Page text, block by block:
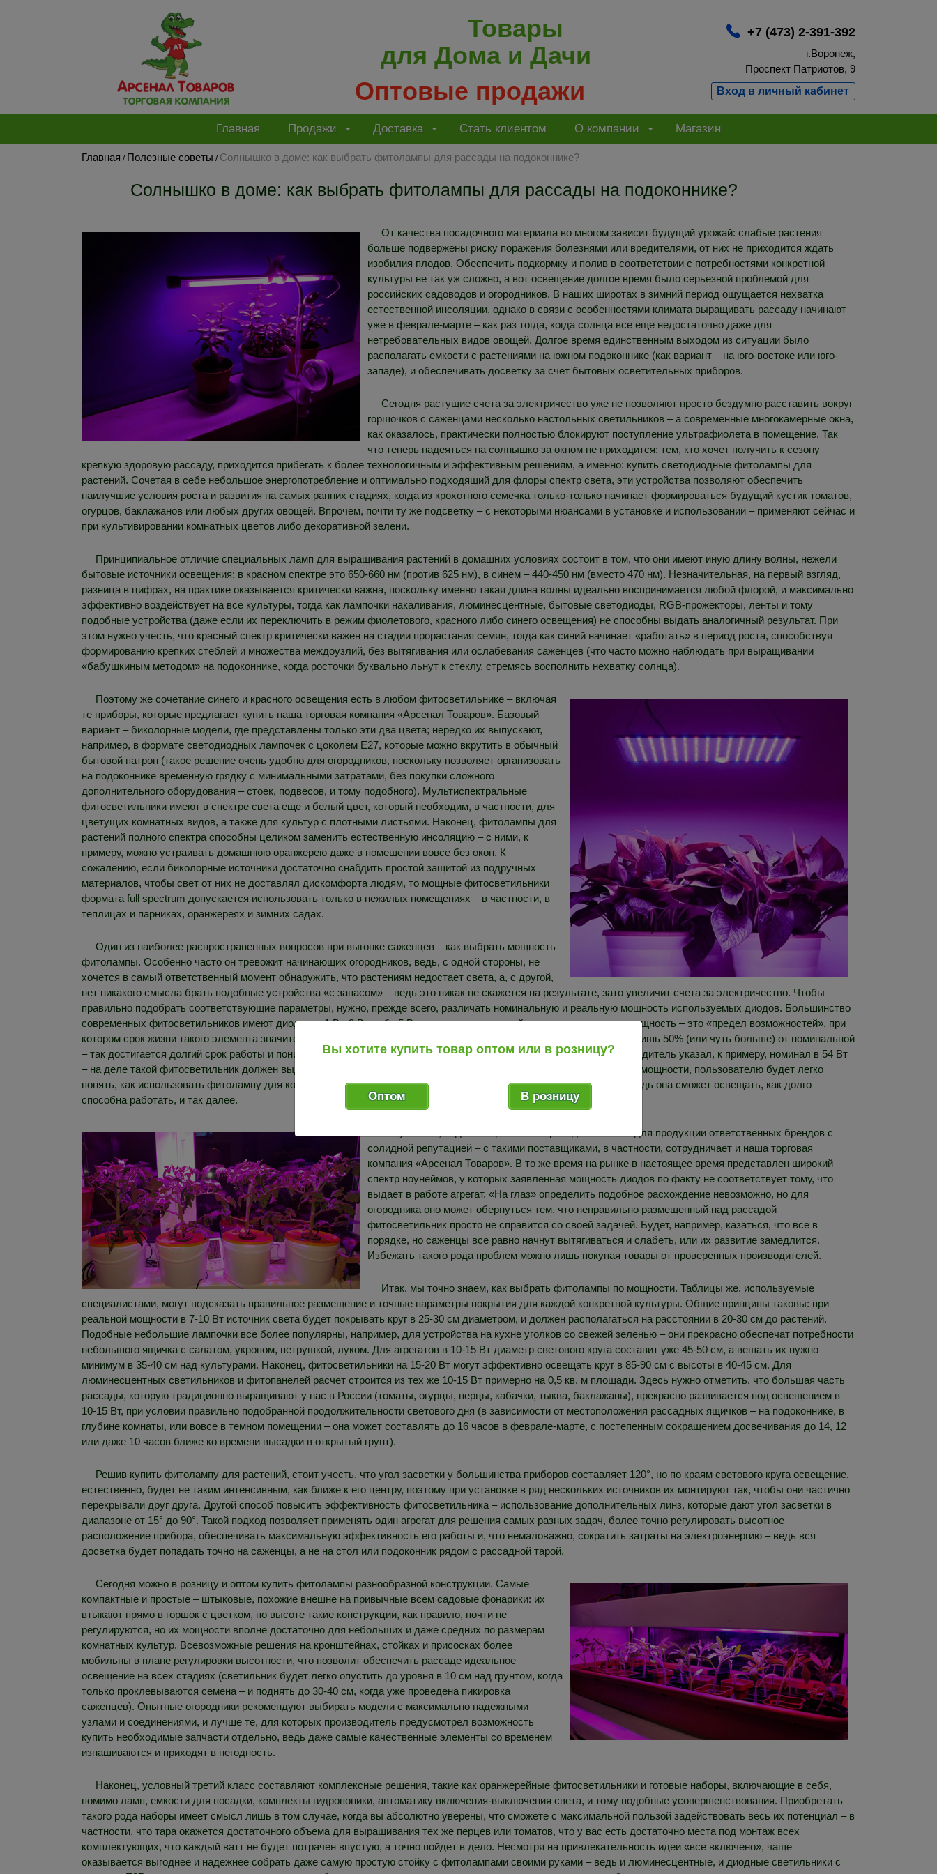
Товары
для Дома и Дачи
Оптовые продажи
+7 (473) 2-391-392
г.Воронеж,
Проспект Патриотов, 9
Вход в личный кабинет
Главная Продажи Доставка Стать клиентом О компании Магазин
Главная / Полезные советы / Солнышко в доме: как выбрать фитолампы для рассады на подоконнике?
Солнышко в доме: как выбрать фитолампы для рассады на подоконнике?
От качества посадочного материала во многом зависит будущий урожай: слабые растения
больше подвержены риску поражения болезнями или вредителями, от них не приходится ждать
изобилия плодов. Обеспечить подкормку и полив в соответствии с потребностями конкретной
культуры не так уж сложно, а вот освещение долгое время было серьезной проблемой для
российских садоводов и огородников. В наших широтах в зимний период ощущается нехватка
естественной инсоляции, однако в связи с особенностями климата выращивать рассаду начинают
уже в феврале-марте – как раз тогда, когда солнца все еще недостаточно даже для
нетребовательных видов овощей. Долгое время единственным выходом из ситуации было
располагать емкости с растениями на южном подоконнике (как вариант – на юго-востоке или юго-
западе), и обеспечивать досветку за счет бытовых осветительных приборов.
Сегодня растущие счета за электричество уже не позволяют просто бездумно расставить вокруг
горшочков с саженцами несколько настольных светильников – а современные многокамерные окна,
как оказалось, практически полностью блокируют поступление ультрафиолета в помещение. Так
что теперь надеяться на солнышко за окном не приходится: тем, кто хочет получить к сезону
крепкую здоровую рассаду, приходится прибегать к более технологичным и эффективным решениям, а именно: купить светодиодные фитолампы для
растений. Сочетая в себе небольшое энергопотребление и оптимально подходящий для флоры спектр света, эти устройства позволяют обеспечить
наилучшие условия роста и развития на самых ранних стадиях, когда из крохотного семечка только-только начинает формироваться будущий кустик томатов,
огурцов, баклажанов или любых других овощей. Впрочем, почти ту же подсветку – с некоторыми нюансами в установке и использовании – применяют сейчас и
при культивировании комнатных цветов либо декоративной зелени.
Принципиальное отличие специальных ламп для выращивания растений в домашних условиях состоит в том, что они имеют иную длину волны, нежели
бытовые источники освещения: в красном спектре это 650-660 нм (против 625 нм), в синем – 440-450 нм (вместо 470 нм). Незначительная, на первый взгляд,
разница в цифрах, на практике оказывается критически важна, поскольку именно такая длина волны идеально воспринимается любой флорой, и максимально
эффективно воздействует на все культуры, тогда как лампочки накаливания, люминесцентные, бытовые светодиоды, RGB-прожекторы, ленты и тому
подобные устройства (даже если их переключить в режим фиолетового, красного либо синего освещения) не способны выдать аналогичный результат. При
этом нужно учесть, что красный спектр критически важен на стадии прорастания семян, тогда как синий начинает «работать» в период роста, способствуя
формированию крепких стеблей и множества междоузлий, без вытягивания или ослабевания саженцев (что часто можно наблюдать при выращивании
«бабушкиным методом» на подоконнике, когда росточки буквально льнут к стеклу, стремясь восполнить нехватку солнца).
Поэтому же сочетание синего и красного освещения есть в любом фитосветильнике – включая
те приборы, которые предлагает купить наша торговая компания «Арсенал Товаров». Базовый
вариант – биколорные модели, где представлены только эти два цвета; нередко их выпускают,
например, в формате светодиодных лампочек с цоколем E27, которые можно вкрутить в обычный
бытовой патрон (такое решение очень удобно для огородников, поскольку позволяет организовать
на подоконнике временную грядку с минимальными затратами, без покупки сложного
дополнительного оборудования – стоек, подвесов, и тому подобного). Мультиспектральные
фитосветильники имеют в спектре света еще и белый цвет, который необходим, в частности, для
цветущих комнатных видов, а также для культур с плотными листьями. Наконец, фитолампы для
растений полного спектра способны целиком заменить естественную инсоляцию – с ними, к
примеру, можно устраивать домашнюю оранжерею даже в помещении вовсе без окон. К
сожалению, если биколорные источники достаточно снабдить простой защитой из подручных
материалов, чтобы свет от них не доставлял дискомфорта людям, то мощные фитосветильники
формата full spectrum допускается использовать только в нежилых помещениях – в частности, в
теплицах и парниках, оранжереях и зимних садах.
Один из наиболее распространенных вопросов при выгонке саженцев – как выбрать мощность
фитолампы. Особенно часто он тревожит начинающих огородников, ведь, с одной стороны, не
хочется в самый ответственный момент обнаружить, что растениям недостает света, а, с другой,
нет никакого смысла брать подобные устройства «с запасом» – ведь это никак не скажется на результате, зато увеличит счета за электричество. Чтобы
правильно подобрать соответствующие параметры, нужно, прежде всего, различать номинальную и реальную мощность используемых диодов. Большинство
современных фитосветильников имеют диоды на 1 Вт, 3 Вт либо 5 Вт, но есть один важный нюанс: номинальная мощность – это «предел возможностей», при
котором срок жизни такого элемента значительно сокращается. Поэтому на деле реальная мощность составляет лишь 50% (или чуть больше) от номинальной
– так достигается долгий срок работы и пониженное энергопотребление. Соответственно, если на упаковке производитель указал, к примеру, номинал в 54 Вт
– на деле такой фитосветильник должен выдавать около 27 Вт (плюс-минус 1 Вт), и уже исходя из этой, реальной, мощности, пользователю будет легко
понять, как использовать фитолампу для комнатных растений или рассады: на какой высоте крепить, какую площадь она сможет освещать, как долго
способна работать, и так далее.
Разумеется, подобные расчеты справедливы лишь для продукции ответственных брендов с
солидной репутацией – с такими поставщиками, в частности, сотрудничает и наша торговая
компания «Арсенал Товаров». В то же время на рынке в настоящее время представлен широкий
спектр ноунеймов, у которых заявленная мощность диодов по факту не соответствует тому, что
выдает в работе агрегат. «На глаз» определить подобное расхождение невозможно, но для
огородника оно может обернуться тем, что неправильно размещенный над рассадой
фитосветильник просто не справится со своей задачей. Будет, например, казаться, что все в
порядке, но саженцы все равно начнут вытягиваться и слабеть, или их развитие замедлится.
Избежать такого рода проблем можно лишь покупая товары от проверенных производителей.
Итак, мы точно знаем, как выбрать фитолампы по мощности. Таблицы же, используемые
специалистами, могут подсказать правильное размещение и точные параметры покрытия для каждой конкретной культуры. Общие принципы таковы: при
реальной мощности в 7-10 Вт источник света будет покрывать круг в 25-30 см диаметром, и должен располагаться на расстоянии в 20-30 см до растений.
Подобные небольшие лампочки все более популярны, например, для устройства на кухне уголков со свежей зеленью – они прекрасно обеспечат потребности
небольшого ящичка с салатом, укропом, петрушкой, луком. Для агрегатов в 10-15 Вт диаметр светового круга составит уже 45-50 см, а вешать их нужно
минимум в 35-40 см над культурами. Наконец, фитосветильники на 15-20 Вт могут эффективно освещать круг в 85-90 см с высоты в 40-45 см. Для
люминесцентных светильников и фитопанелей расчет строится из тех же 10-15 Вт примерно на 0,5 кв. м площади. Здесь нужно отметить, что большая часть
рассады, которую традиционно выращивают у нас в России (томаты, огурцы, перцы, кабачки, тыква, баклажаны), прекрасно развивается под освещением в
10-15 Вт, при условии правильно подобранной продолжительности светового дня (в зависимости от местоположения рассадных ящичков – на подоконнике, в
глубине комнаты, или вовсе в темном помещении – она может составлять до 16 часов в феврале-марте, с постепенным сокращением досвечивания до 14, 12
или даже 10 часов ближе ко времени высадки в открытый грунт).
Решив купить фитолампу для растений, стоит учесть, что угол засветки у большинства приборов составляет 120°, но по краям светового круга освещение,
естественно, будет не таким интенсивным, как ближе к его центру, поэтому при установке в ряд нескольких источников их монтируют так, чтобы они частично
перекрывали друг друга. Другой способ повысить эффективность фитосветильника – использование дополнительных линз, которые дают угол засветки в
диапазоне от 15° до 90°. Такой подход позволяет применять один агрегат для решения самых разных задач, более точно регулировать высотное
расположение прибора, обеспечивать максимальную эффективность его работы и, что немаловажно, сократить затраты на электроэнергию – ведь вся
досветка будет попадать точно на саженцы, а не на стол или подоконник рядом с рассадной тарой.
Сегодня можно в розницу и оптом купить фитолампы разнообразной конструкции. Самые
компактные и простые – штыковые, похожие внешне на привычные всем садовые фонарики: их
втыкают прямо в горшок с цветком, по высоте такие конструкции, как правило, почти не
регулируются, но их мощности вполне достаточно для небольших и даже средних по размерам
комнатных культур. Всевозможные решения на кронштейнах, стойках и присосках более
мобильны в плане регулировки высотности, что позволит обеспечить рассаде идеальное
освещение на всех стадиях (светильник будет легко опустить до уровня в 10 см над грунтом, когда
только проклевываются семена – и поднять до 30-40 см, когда уже проведена пикировка
саженцев). Опытные огородники рекомендуют выбирать модели с максимально надежными
узлами и соединениями, и лучше те, для которых производитель предусмотрел возможность
купить необходимые запчасти отдельно, ведь даже самые качественные элементы со временем
изнашиваются и приходят в негодность.
Наконец, условный третий класс составляют комплексные решения, такие как оранжерейные фитосветильники и готовые наборы, включающие в себя,
помимо ламп, емкости для посадки, комплекты гидропоники, автоматику включения-выключения света, и тому подобные усовершенствования. Приобретать
такого рода наборы имеет смысл лишь в том случае, когда вы абсолютно уверены, что сможете с максимальной пользой задействовать весь их потенциал – в
частности, что тара окажется достаточного объема для выращивания тех же перцев или томатов, что у вас есть достаточно места под монтаж всех
комплектующих, что каждый ватт не будет потрачен впустую, а точно пойдет в дело. Несмотря на привлекательность идеи «все включено», чаще
оказывается выгоднее и надежнее собрать даже самую простую стойку с фитолампами своими руками – ведь и люминесцентные, и диодные светильники с
Вы хотите купить товар оптом или в розницу?
Оптом В розницу